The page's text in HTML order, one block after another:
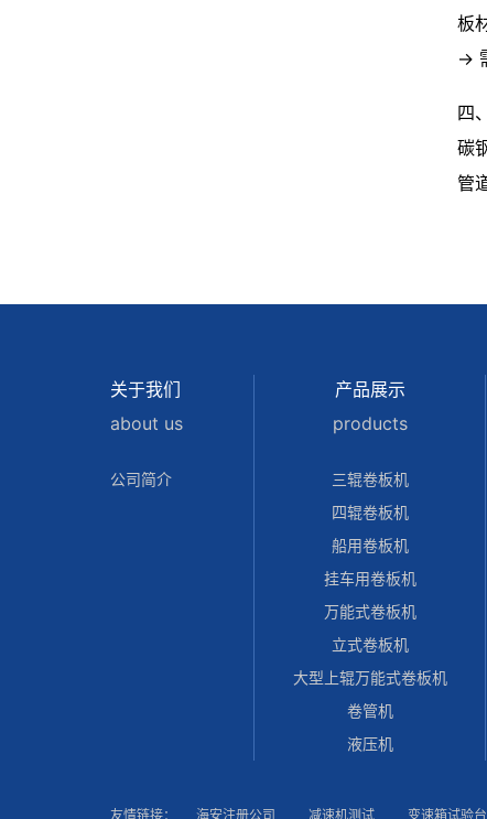
板
→
四
碳
管
关于我们
about us
公司简介
产品展示
products
三辊卷板机
四辊卷板机
船用卷板机
挂车用卷板机
万能式卷板机
立式卷板机
大型上辊万能式卷板机
卷管机
液压机
友情链接： 海安注册公司 减速机测试 变速箱试验台